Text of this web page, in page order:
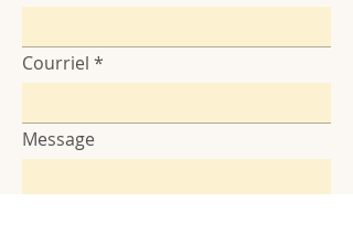
Courriel
Message